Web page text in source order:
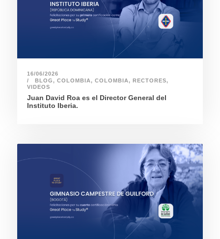
16/06/2026
BLOG, COLOMBIA, COLOMBIA, RECTORES,
VIDEOS
Juan David Roa es el Director General del
Instituto Iberia.